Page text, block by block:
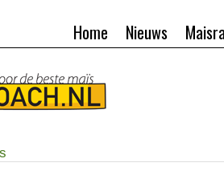
Nieuws
Home